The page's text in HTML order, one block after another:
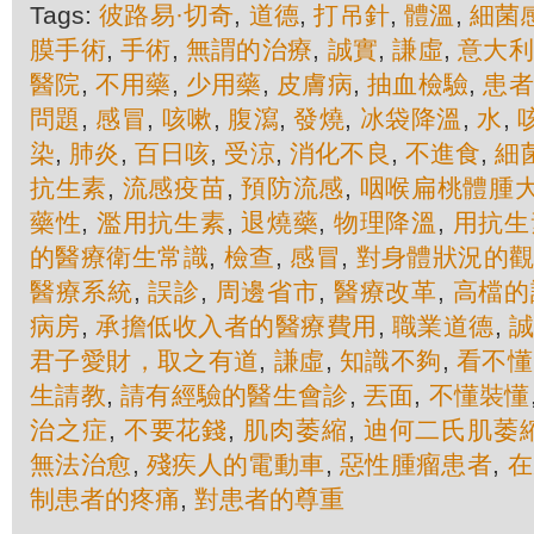
Tags:彼路易·切奇, 道德,打吊針,體溫 , 細菌
膜手術,手術, 無謂的治療, 誠實,謙虛,意大
醫院, 不用藥, 少用藥, 皮膚病,抽血檢驗, 患
問題 , 感冒 , 咳嗽, 腹瀉,發燒, 冰袋降溫 , 水,
染, 肺炎 , 百日咳, 受涼, ​​消化不良 , 不進食,細
抗生素, 流感疫苗,預防流感, 咽喉扁桃體腫
藥性,濫用抗生素,退燒藥,物理降溫 , 用抗
的醫療衛生常識, 檢查, 感冒 , 對身體狀況的
醫療系統,誤診, 周邊省市,醫療改革, 高檔
病房, 承擔低收入者的醫療費用 ,職業道德,
君子愛財，取之有道, 謙虛, 知識不夠, 看不
生請教,請有經驗的醫生會診, 丟面, 不懂裝懂
治之症, 不要花錢, 肌肉萎縮, 迪何二氏肌萎
無法治愈, 殘疾人的電動車, 惡性腫瘤患者,
制患者的疼痛, 對患者的尊重